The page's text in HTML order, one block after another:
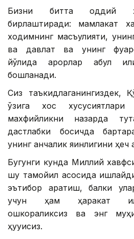
Бизни битта оддий
бирлаштиради: мамлакат
ходимнинг масъулияти,
ва давлат ва унинг
йўлида қарорлар қабул
бошланади.
Сиз таъкидлаганингиздек,
ўзига хос
махфийликни назарда
дастлабки босқичда
унинг қанчалик яқинлигини
Бугунги кунда Миллий
шу тамойил асосида ишлайди:
эътибор қаратиш, балки
учун ҳам ҳаракат
ошкораликсиз ва энг
ҳуқуқисиз.